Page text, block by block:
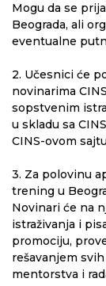
Mogu da se
Beograda, ali
eventualne
2. Učesnici će
novinarima
sopstvenim
u skladu sa
CINS-ovom
3. Za polovinu
trening u
Novinari će na
istraživanja i
promociju,
rešavanjem
mentorstva i